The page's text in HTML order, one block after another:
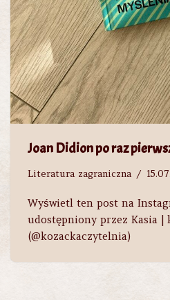
Joan Didion po raz
Literatura zagraniczna
Wyświetl ten post na
udostępniony przez Kasia |
(@kozackaczytelnia)